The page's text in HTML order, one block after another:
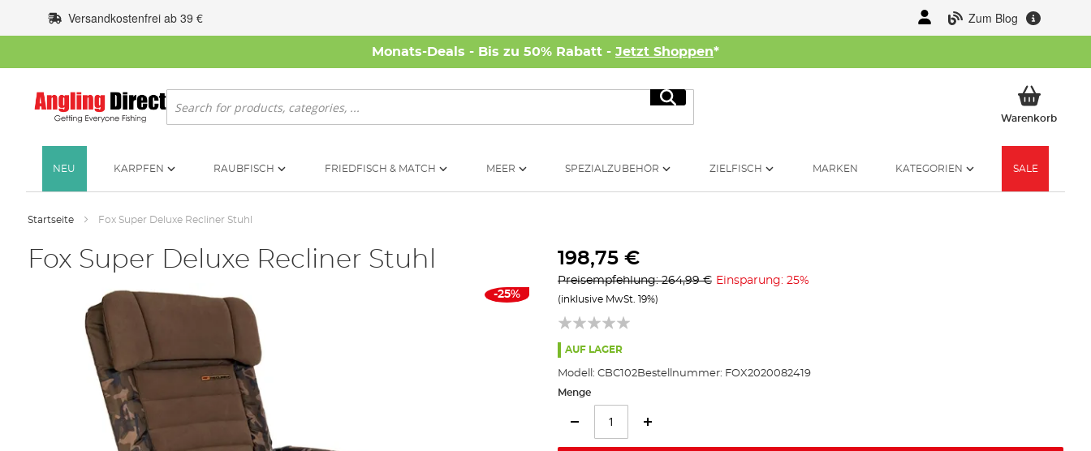
Inhalt
springen
Zum Blog
Versandkostenfrei ab 39 €
Monats-Deals - Bis zu 50% Rabatt - Jetzt Shoppen*
Suche
Suche
WarenkorbMein
NEU KARPFEN RAUBFISCH FRIEDFISCH & MATCH MEER SPEZIALZUBEHÖR ZIELFISCH MARKEN KATEGORIEN SALE
Startseite Fox Super Deluxe Recliner Stuhl
Fox Super Deluxe Recliner Stuhl
-25%
198,75 €
Preisempfehlung: 264,99 € Einsparung: 25%
(inklusive MwSt. 19%)
AUF LAGER
Modell: CBC102Bestellnummer: FOX2020082419
Menge